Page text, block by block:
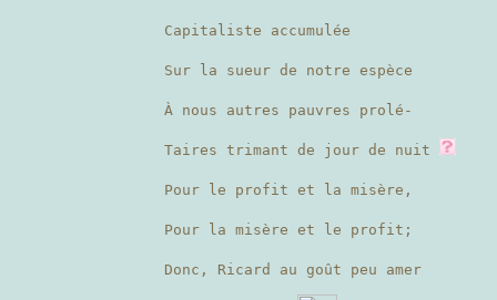
Capitaliste accumulée
Sur la sueur de notre espèce
À nous autres pauvres prolé-
Taires trimant de jour de nuit
Pour le profit et la misère,
Pour la misère et le profit;
Donc, Ricard au goût peu amer